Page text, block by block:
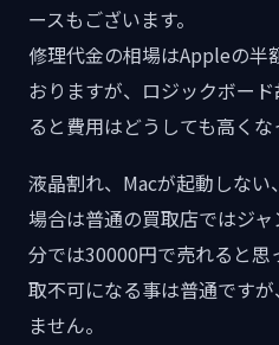
ースもございます。
修理代金の相場はAppleの半
おりますが、ロジックボー
ると費用はどうしても高くな
液晶割れ、Macが起動しな
場合は普通の買取店ではジ
分では30000円で売れると思
取不可になる事は普通です
ません。